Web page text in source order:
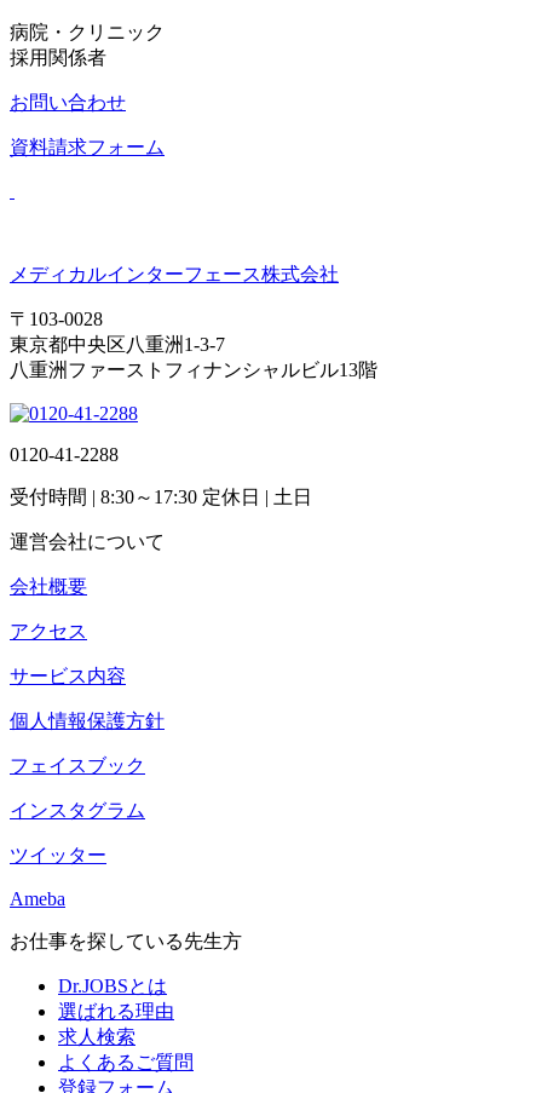
病院・クリニック
採用関係者
お問い合わせ
資料請求フォーム
メディカルインターフェース株式会社
〒103-0028
東京都中央区八重洲1-3-7
八重洲ファーストフィナンシャルビル13階
0120-41-2288
受付時間 | 8:30～17:30 定休日 | 土日
運営会社について
会社概要
アクセス
サービス内容
個人情報保護方針
フェイスブック
インスタグラム
ツイッター
Ameba
お仕事を探している先生方
Dr.JOBSとは
選ばれる理由
求人検索
よくあるご質問
登録フォーム